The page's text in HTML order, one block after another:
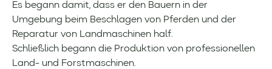
Es begann damit, dass er den Bauern in der
Umgebung beim Beschlagen von Pferden und der
Reparatur von Landmaschinen half.
Schließlich begann die Produktion von professionellen
Land- und Forstmaschinen.